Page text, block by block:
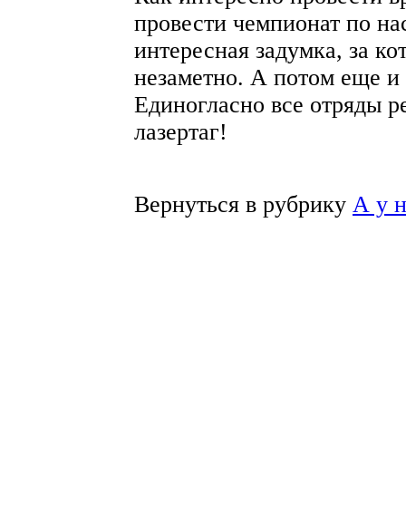
провести чемпионат по
интересная задумка, за
незаметно. А потом еще
Единогласно все отряды
лазертаг!
Вернуться в рубрику А у